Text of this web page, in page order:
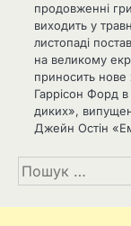
продовженні
виходить у
листопаді
на великому
приносить нове
Гаррісон Форд
диких»,
Джейн Остін
Пошук: